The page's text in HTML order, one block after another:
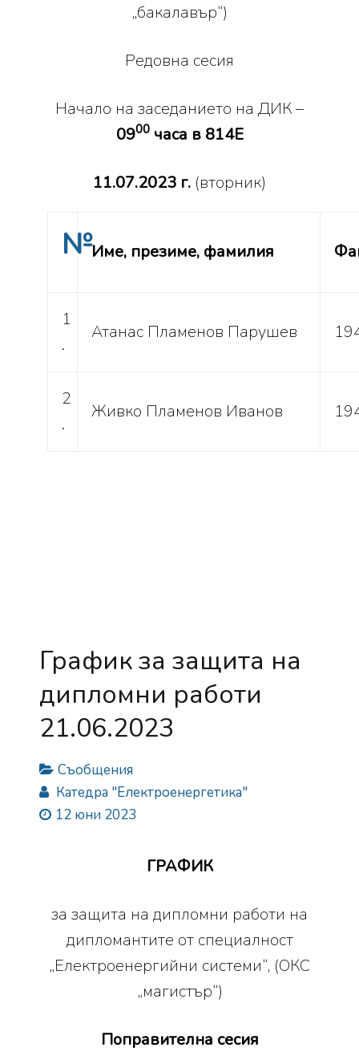
„бакалавър“)
Редовна сесия
Начало на заседанието на ДИК –
0900часа в 814Е
11.07.2023 г. (вторник)
№Име, презиме, фамилия
1
.
Атанас Пламенов Парушев
2
.
Живко Пламенов Иванов
График за защита на
дипломни работи
21.06.2023
Съобщения
Катедра "Електроенергетика"
12 юни 2023
ГРАФИК
за защита на дипломни работи на
дипломантите от специалност
„Електроенергийни системи“, (ОКС
„магистър“)
Поправителна сесия